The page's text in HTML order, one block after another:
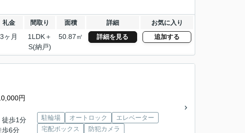
礼金 間取り 面積 詳細 お気に入り
3ヶ月
1LDK＋
S(納戸)
50.87㎡ 詳細を見る 追加する
円
徒歩1分
歩6分
駐輪場 オートロック
エレベーター
宅配ボックス
防犯カメラ